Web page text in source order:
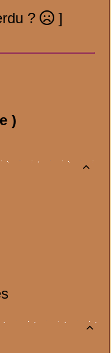
? ]
)

